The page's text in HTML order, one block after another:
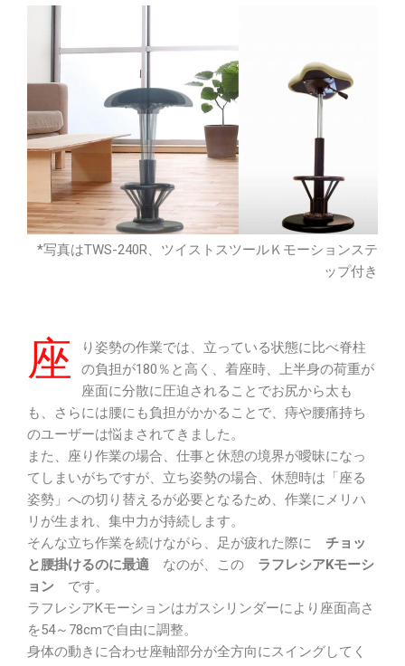
*写真はTWS-240R、ツイストスツールＫモーションステ
ップ付き
座
り姿勢の作業では、立っている状態に比べ脊柱
の負担が180％と高く、着座時、上半身の荷重が
座面に分散に圧迫されることでお尻から太も
も、さらには腰にも負担がかかることで、痔や腰痛持ち
のユーザーは悩まされてきました。
また、座り作業の場合、仕事と休憩の境界が曖昧になっ
てしまいがちですが、立ち姿勢の場合、休憩時は「座る
姿勢」への切り替えるが必要となるため、作業にメリハ
リが生まれ、集中力が持続します。
そんな立ち作業を続けながら、足が疲れた際に チョッ
と腰掛けるのに最適 なのが、この ラフレシアKモーシ
ョン です。
ラフレシアKモーションはガスシリンダーにより座面高さ
を54～78cmで自由に調整。
身体の動きに合わせ座軸部分が全方向にスイングしてく